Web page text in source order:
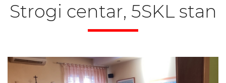
Strogi centar, 5SKL stan